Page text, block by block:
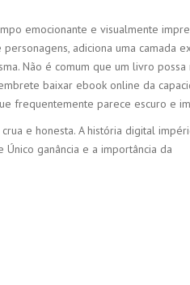
emocionante e visualmente
adiciona uma camada
Não é comum que um livro
baixar ebook online da
frequentemente parece escuro e
e honesta. A história digital
ganância e a importância da